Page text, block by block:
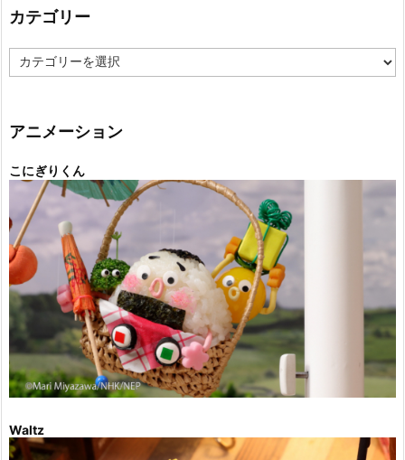
カテゴリー
テ
ー
アニメーション
こにぎりくん
Waltz